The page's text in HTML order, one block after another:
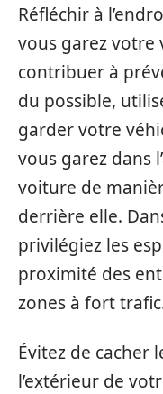
Réfléchir à
vous garez
contribuer à
du possible,
garder votre
vous garez dans
voiture de
derrière elle.
privilégiez les
proximité des
zones à fort
Évitez de cacher
l’extérieur de